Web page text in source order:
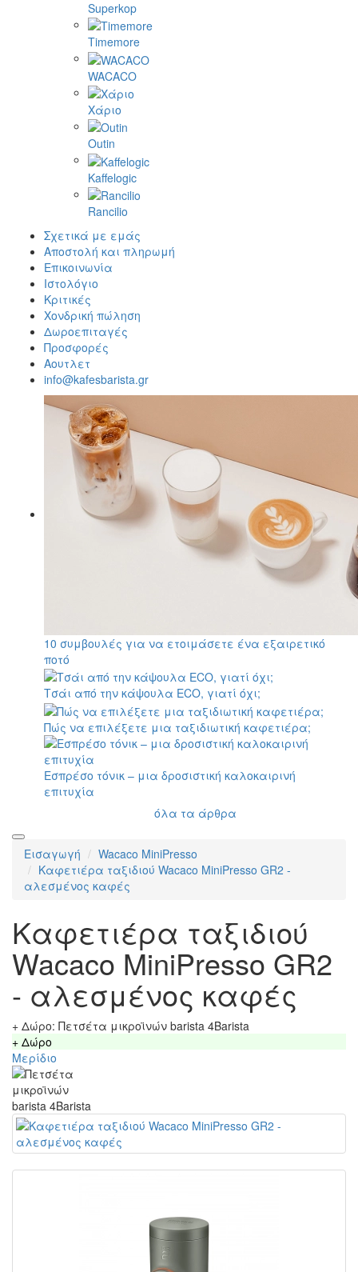
Superkop
Timemore
WACACO
Χάριο
Outin
Kaffelogic
Rancilio
Σχετικά με εμάς
Αποστολή και πληρωμή
Επικοινωνία
Ιστολόγιο
Κριτικές
Χονδρική πώληση
Δωροεπιταγές
Προσφορές
Αουτλετ
info@kafesbarista.gr
10 συμβουλές για να ετοιμάσετε ένα εξαιρετικό
ποτό
Τσάι από την κάψουλα ECO, γιατί όχι;
Πώς να επιλέξετε μια ταξιδιωτική καφετιέρα;
Εσπρέσο τόνικ – μια δροσιστική καλοκαιρινή
επιτυχία
όλα τα άρθρα
Εισαγωγή
Wacaco MiniPresso
Καφετιέρα ταξιδιού Wacaco MiniPresso GR2 -
αλεσμένος καφές
Καφετιέρα ταξιδιού
Wacaco MiniPresso GR2
- αλεσμένος καφές
+ Δώρο: Πετσέτα μικροϊνών barista 4Barista
+ Δώρο
Μερίδιο